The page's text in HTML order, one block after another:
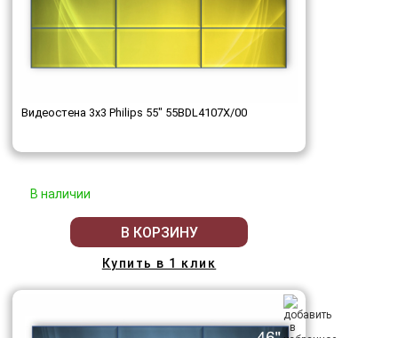
Видеостена 3x3 Philips 55" 55BDL4107X/00
В наличии
В КОРЗИНУ
Купить в 1 клик